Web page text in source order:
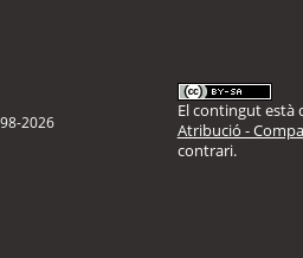
2026
El contingut està
Atribució -
contrari.